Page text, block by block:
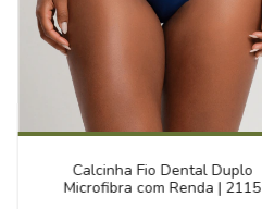
Calcinha Fio Dental Duplo
Microfibra com Renda | 2115